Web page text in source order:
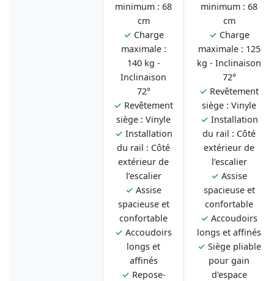
minimum : 68
cm
✓ Charge
maximale :
140 kg -
Inclinaison
72°
✓ Revêtement
siège : Vinyle
✓ Installation
du rail : Côté
extérieur de
l’escalier
✓ Assise
spacieuse et
confortable
✓ Accoudoirs
longs et
affinés
✓ Repose-
minimum : 68
cm
✓ Charge
maximale : 125
kg - Inclinaison
72°
✓ Revêtement
siège : Vinyle
✓ Installation
du rail : Côté
extérieur de
l’escalier
✓ Assise
spacieuse et
confortable
✓ Accoudoirs
longs et affinés
✓ Siège pliable
pour gain
d'espace